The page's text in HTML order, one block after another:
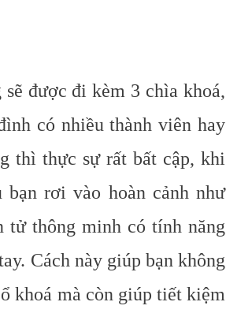
được đi kèm 3 chìa khoá,
có nhiều thành viên hay
thì thực sự rất bất cập, khi
rơi vào hoàn cảnh như
tử thông minh có tính năng
Cách này giúp bạn không
khoá mà còn giúp tiết kiệm